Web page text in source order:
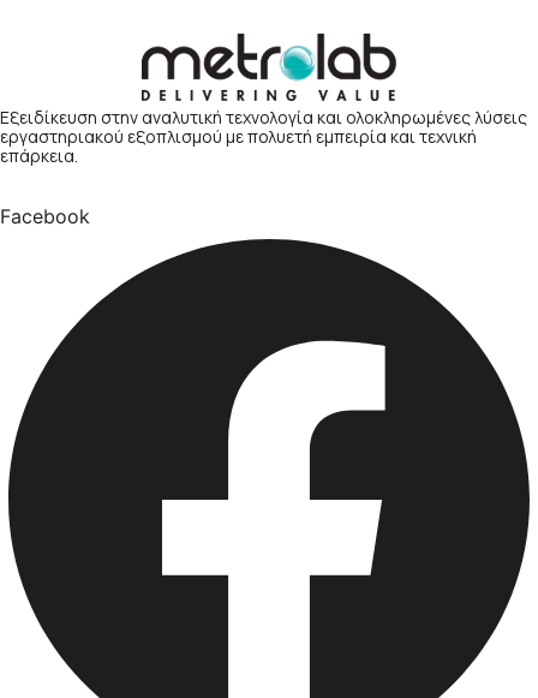
Εξειδίκευση στην αναλυτική τεχνολογία και ολοκληρωμένες λύσεις
εργαστηριακού εξοπλισμού με πολυετή εμπειρία και τεχνική
επάρκεια.
Facebook